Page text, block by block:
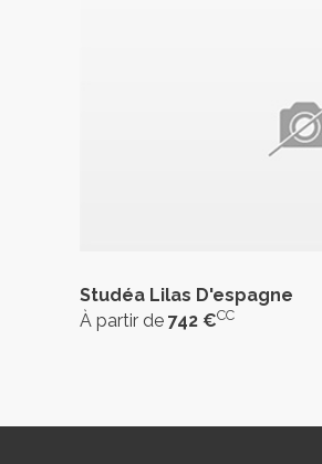
Studéa Lilas D'espagne
À partir de 742 €CC